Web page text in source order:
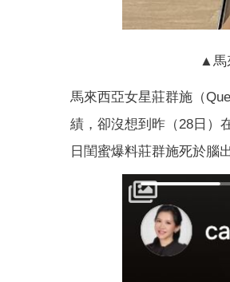
▲馬
馬來西亞女星莊群施（
績，卻沒想到昨（28日）
日閨蜜爆料莊群施死於腦